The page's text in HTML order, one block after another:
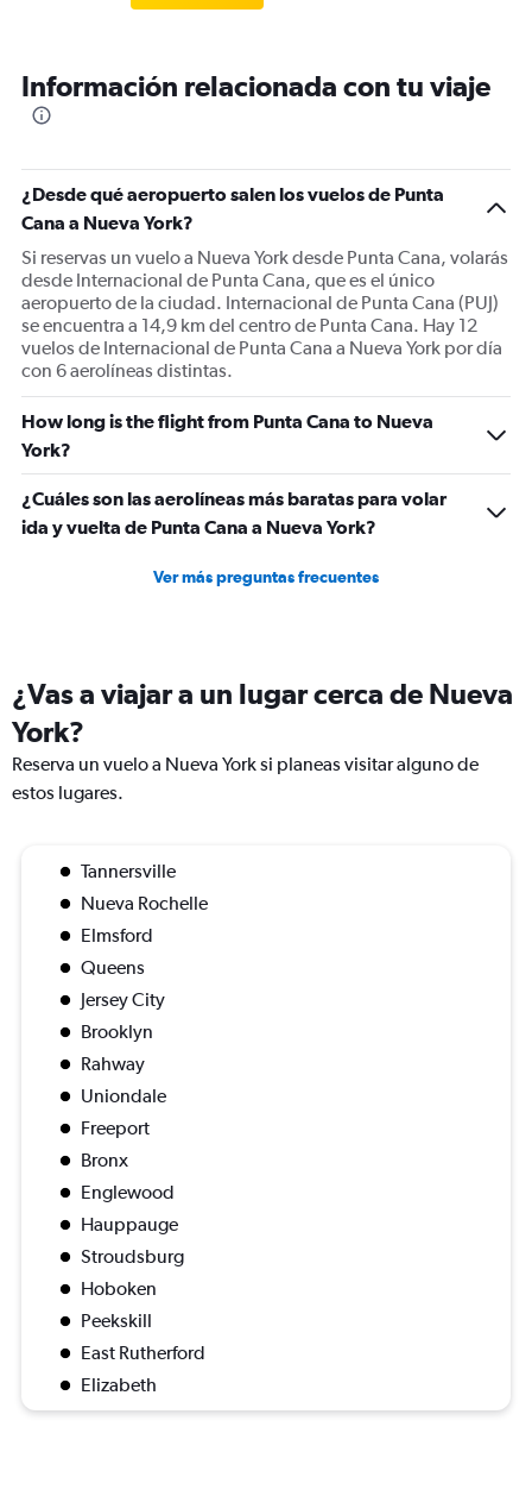
Información relacionada con tu viaje
¿Desde qué aeropuerto salen los vuelos de Punta
Cana a Nueva York?
Si reservas un vuelo a Nueva York desde Punta Cana, volarás
desde Internacional de Punta Cana, que es el único
aeropuerto de la ciudad. Internacional de Punta Cana (PUJ)
se encuentra a 14,9 km del centro de Punta Cana. Hay 12
vuelos de Internacional de Punta Cana a Nueva York por día
con 6 aerolíneas distintas.
How long is the flight from Punta Cana to Nueva
York?
¿Cuáles son las aerolíneas más baratas para volar
ida y vuelta de Punta Cana a Nueva York?
Ver más preguntas frecuentes
¿Vas a viajar a un lugar cerca de Nueva
York?
Reserva un vuelo a Nueva York si planeas visitar alguno de
estos lugares.
Tannersville
Nueva Rochelle
Elmsford
Queens
Jersey City
Brooklyn
Rahway
Uniondale
Freeport
Bronx
Englewood
Hauppauge
Stroudsburg
Hoboken
Peekskill
East Rutherford
Elizabeth